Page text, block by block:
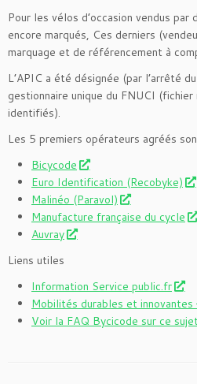
Pour les vélos d’occasion vendus
encore marqués, Ces derniers
marquage et de référencement à
L’APIC a été désignée (par l’arrêté
gestionnaire unique du FNUCI
identifiés).
Les 5 premiers opérateurs agréés
Bicycode
Euro Identification (Recobyke)
Malinéo (Paravol)
Manufacture française du cycle
Auvray
Liens utiles
Information Service public.fr
Mobilités durables et
Voir la FAQ Bycicode sur ce